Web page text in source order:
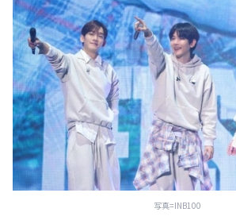
写真=INB100